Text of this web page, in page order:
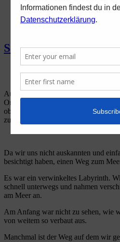
Kontakt
Impressum
Sackgasse oder ein
3. August 2020
Auf unserer letzten Reise in Kroatien
Ort. Dort gab es zum Teil so enge
ob sie überhaupt durchgängig waren,
zu den Hauseingängen.
Da wir uns nicht auskannten und
besichtigt haben, einen Weg zum
Es war ein verwinkeltes Labyrinth.
schnell unterwegs und nahmen
am Meer an.
Am Anfang war nicht zu sehen, wie
von weitem so verbaut aus.
Manchmal ist der Weg auf dem wir